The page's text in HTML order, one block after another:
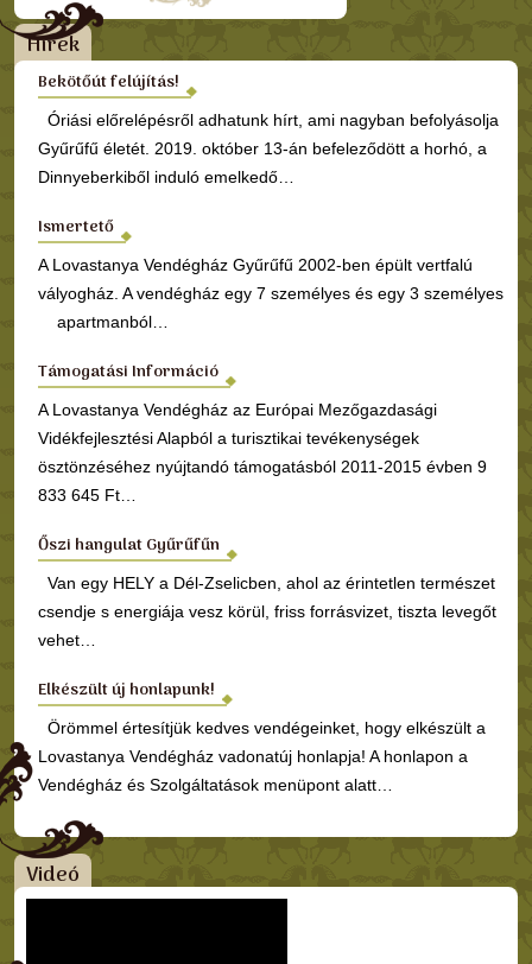
Hírek
Bekötőút felújítás!
Óriási előrelépésről adhatunk hírt, ami nagyban befolyásolja
Gyűrűfű életét. 2019. október 13-án befeleződött a horhó, a
Dinnyeberkiből induló emelkedő…
Ismertető
A Lovastanya Vendégház Gyűrűfű 2002-ben épült vertfalú
vályogház. A vendégház egy 7 személyes és egy 3 személyes
apartmanból…
Támogatási Információ
A Lovastanya Vendégház az Európai Mezőgazdasági
Vidékfejlesztési Alapból a turisztikai tevékenységek
ösztönzéséhez nyújtandó támogatásból 2011-2015 évben 9
833 645 Ft…
Őszi hangulat Gyűrűfűn
Van egy HELY a Dél-Zselicben, ahol az érintetlen természet
csendje s energiája vesz körül, friss forrásvizet, tiszta levegőt
vehet…
Elkészült új honlapunk!
Örömmel értesítjük kedves vendégeinket, hogy elkészült a
Lovastanya Vendégház vadonatúj honlapja! A honlapon a
Vendégház és Szolgáltatások menüpont alatt…
Videó